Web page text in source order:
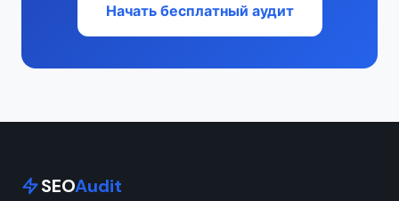
Начать бесплатный аудит
SEOAudit